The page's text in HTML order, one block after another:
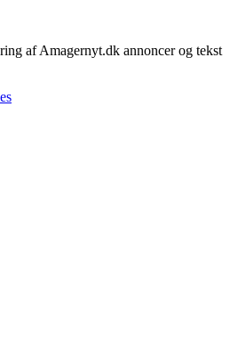
af Amagernyt.dk annoncer og tekst